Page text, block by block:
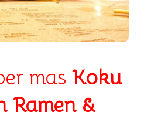
mas Koku
Ramen &